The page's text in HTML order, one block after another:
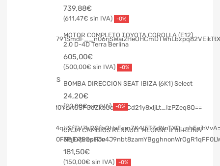
739,88€
611,47€ -0%
MOTOR COMPLETO TOYOTA COROLLA (E12)
2.0 D-4D Terra Berlina
605,00€
500,00€ -0%
BOMBA DIRECCION SEAT IBIZA (6K1) Select
24,20€
20,00€ -0%
CAJA CAMBIOS RENAULT MEGANE II BERLINA
3P Expression
181,50€
150,00€ -0%